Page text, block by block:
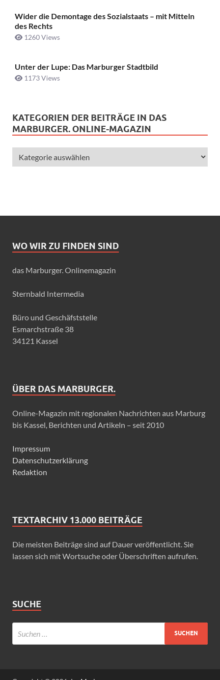
Wider die Demontage des Sozialstaats – mit Mitteln
des Rechts
1260 Views
Unter der Lupe: Das Marburger Stadtbild
1173 Views
KATEGORIEN DER BEITRÄGE IN DAS
MARBURGER. ONLINE-MAGAZIN
WO WIR ZU FINDEN SIND
das Marburger. Onlinemagazin
Sternbald Intermedia
Büro und Geschäfststelle
Esmarchstraße 38
34121 Kassel
ÜBER DAS MARBURGER.
Online-Magazin mit regionalen Nachrichten aus Marburg
bis Kassel, Berichten und Artikeln – seit 2010
Impressum
Datenschutzerklärung
Redaktion
TEXTARCHIV 13.000 BEITRÄGE
Die meisten Beiträge sind auf Dauer veröffentlicht. Sie
lassen sich mit Wortsuche oder Überschriften aufrufen.
SUCHE